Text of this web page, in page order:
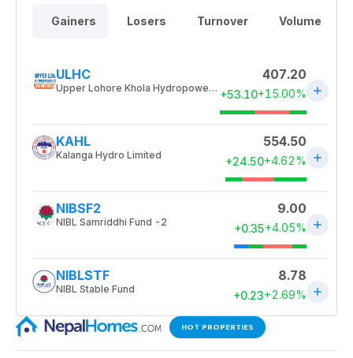
HOT PROPERTIES